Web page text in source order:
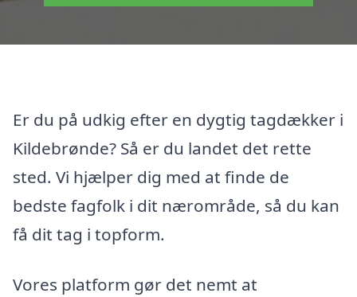
Er du på udkig efter en dygtig tagdækker i
Kildebrønde? Så er du landet det rette
sted. Vi hjælper dig med at finde de
bedste fagfolk i dit nærområde, så du kan
få dit tag i topform.
Vores platform gør det nemt at